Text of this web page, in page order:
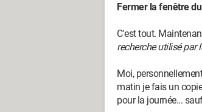
Fermer la fenêtre
C'est tout.
recherche utilisé par
Moi,
matin je fais un
pour la journée...